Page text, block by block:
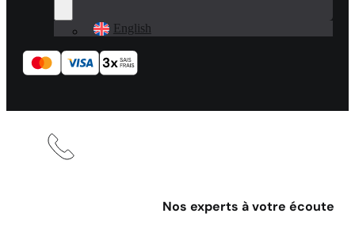
English
Nos experts à votre écoute